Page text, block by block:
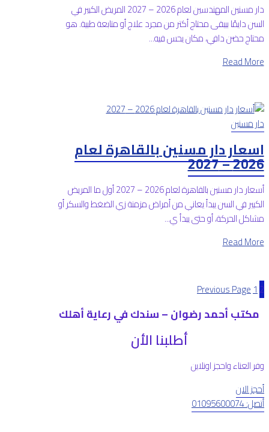
دار مسنين المهندسين لعام 2026 – 2027 المريض الكبير في
السن دايمًا بيبقى محتاج أكتر من مجرد علاج أو متابعة طبية. هو
محتاج حضن دافي، مكان يحس فيه...
Read More
دار مسنين
اسعار دار مسنين بالقاهرة لعام
2026 – 2027
أسعار دار مسنين بالقاهرة لعام 2026 – 2027 أول ما المريض
الكبير في السن يبدأ يعاني من أمراض مزمنة زي الضغط والسكر أو
مشاكل الحركة، أو حتى يبدأ ي...
Read More
Previous Page12
مكتب أحمد رضوان – سندك في رعاية أهلك
أطلبنا الأن
وفر العناء واحجز اونلاين
أحجز الان
أتصل: 01095600074